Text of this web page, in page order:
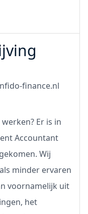
finance.nl
Er is in
Accountant
Wij
minder ervaren
voornamelijk uit
het